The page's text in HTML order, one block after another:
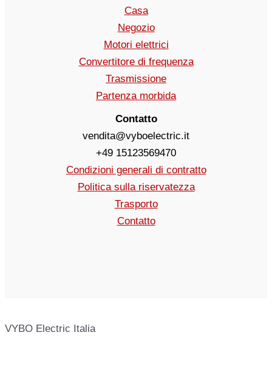
Casa
Negozio
Motori elettrici
Convertitore di frequenza
Trasmissione
Partenza morbida
Contatto
vendita@vyboelectric.it
+49 15123569470
Condizioni generali di contratto
Politica sulla riservatezza
Trasporto
Contatto
VYBO Electric Italia